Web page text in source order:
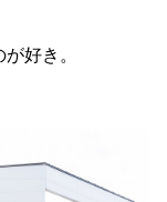
好き。